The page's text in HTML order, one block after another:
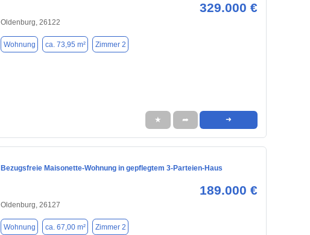
329.000 €
Oldenburg, 26122
Wohnung ca. 73,95 m² Zimmer 2
★ ➦ ➜
Bezugsfreie Maisonette-Wohnung in gepflegtem 3-Parteien-Haus
189.000 €
Oldenburg, 26127
Wohnung ca. 67,00 m² Zimmer 2